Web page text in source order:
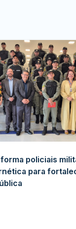
policiais
para